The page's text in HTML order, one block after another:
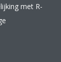
met R-